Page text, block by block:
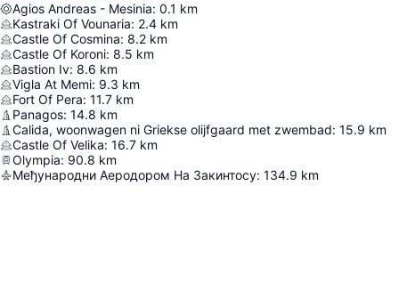
Agios Andreas - Mesinia: 0.1 km
Kastraki Of Vounaria: 2.4 km
Castle Of Cosmina: 8.2 km
Castle Of Koroni: 8.5 km
Bastion Iv: 8.6 km
Vigla At Memi: 9.3 km
Fort Of Pera: 11.7 km
Panagos: 14.8 km
Calida, woonwagen ni Griekse olijfgaard met zwembad: 15.9 km
Castle Of Velika: 16.7 km
Olympia: 90.8 km
Међународни Аеродором На Закинтосу: 134.9 km